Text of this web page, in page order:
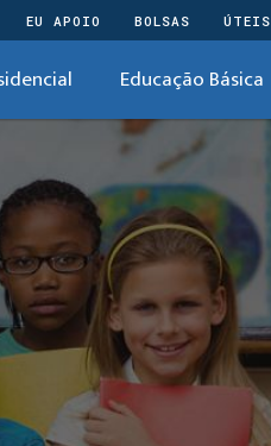
EU APOIO BOLSAS ÚTEIS
Educação Básica